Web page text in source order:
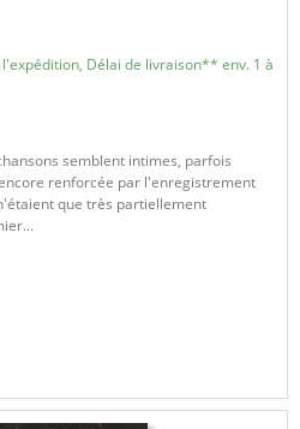
Délai de livraison** env. 1 à
semblent intimes, parfois
renforcée par l'enregistrement
que très partiellement